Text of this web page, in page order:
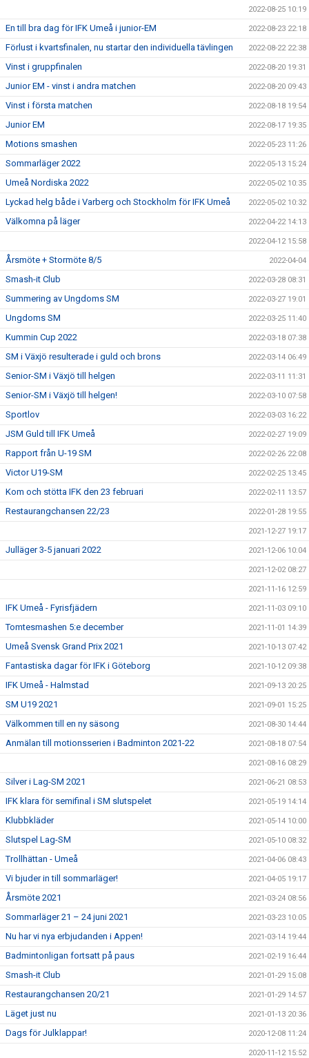
2022-08-25 10:19
En till bra dag för IFK Umeå i junior-EM 2022-08-23 22:18
Förlust i kvartsfinalen, nu startar den individuella tävlingen 2022-08-22 22:38
Vinst i gruppfinalen 2022-08-20 19:31
Junior EM - vinst i andra matchen 2022-08-20 09:43
Vinst i första matchen 2022-08-18 19:54
Junior EM 2022-08-17 19:35
Motions smashen 2022-05-23 11:26
Sommarläger 2022 2022-05-13 15:24
Umeå Nordiska 2022 2022-05-02 10:35
Lyckad helg både i Varberg och Stockholm för IFK Umeå 2022-05-02 10:32
Välkomna på läger 2022-04-22 14:13
2022-04-12 15:58
Årsmöte + Stormöte 8/5 2022-04-04
Smash-it Club 2022-03-28 08:31
Summering av Ungdoms SM 2022-03-27 19:01
Ungdoms SM 2022-03-25 11:40
Kummin Cup 2022 2022-03-18 07:38
SM i Växjö resulterade i guld och brons 2022-03-14 06:49
Senior-SM i Växjö till helgen 2022-03-11 11:31
Senior-SM i Växjö till helgen! 2022-03-10 07:58
Sportlov 2022-03-03 16:22
JSM Guld till IFK Umeå 2022-02-27 19:09
Rapport från U-19 SM 2022-02-26 22:08
Victor U19-SM 2022-02-25 13:45
Kom och stötta IFK den 23 februari 2022-02-11 13:57
Restaurangchansen 22/23 2022-01-28 19:55
2021-12-27 19:17
Julläger 3-5 januari 2022 2021-12-06 10:04
2021-12-02 08:27
2021-11-16 12:59
IFK Umeå - Fyrisfjädern 2021-11-03 09:10
Tomtesmashen 5:e december 2021-11-01 14:39
Umeå Svensk Grand Prix 2021 2021-10-13 07:42
Fantastiska dagar för IFK i Göteborg 2021-10-12 09:38
IFK Umeå - Halmstad 2021-09-13 20:25
SM U19 2021 2021-09-01 15:25
Välkommen till en ny säsong 2021-08-30 14:44
Anmälan till motionsserien i Badminton 2021-22 2021-08-18 07:54
2021-08-16 08:29
Silver i Lag-SM 2021 2021-06-21 08:53
IFK klara för semifinal i SM slutspelet 2021-05-19 14:14
Klubbkläder 2021-05-14 10:00
Slutspel Lag-SM 2021-05-10 08:32
Trollhättan - Umeå 2021-04-06 08:43
Vi bjuder in till sommarläger! 2021-04-05 19:17
Årsmöte 2021 2021-03-24 08:56
Sommarläger 21 – 24 juni 2021 2021-03-23 10:05
Nu har vi nya erbjudanden i Appen! 2021-03-14 19:44
Badmintonligan fortsatt på paus 2021-02-19 16:44
Smash-it Club 2021-01-29 15:08
Restaurangchansen 20/21 2021-01-29 14:57
Läget just nu 2021-01-13 20:36
Dags för Julklappar! 2020-12-08 11:24
2020-11-12 15:52